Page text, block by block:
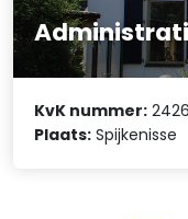
KvK nummer:
Plaats: Spijkenisse